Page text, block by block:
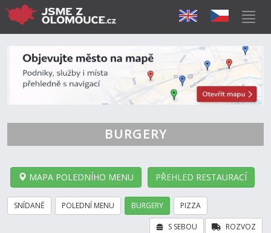
BURGERY
MAPA POLEDNÍHO MENU PŘEHLED RESTAURACÍ
SNÍDANĚ POLEDNÍ MENU BURGERY PIZZA
ROZVOZ
S SEBOU